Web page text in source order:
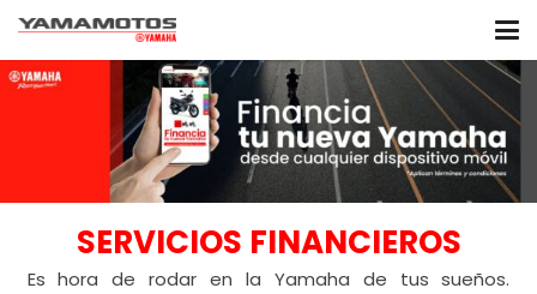
SERVICIOS FINANCIEROS
Es hora de rodar en la Yamaha de tus sueños.